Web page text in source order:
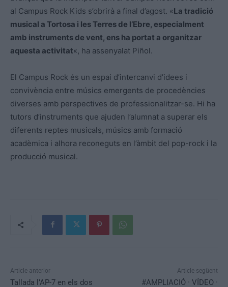
al Campus Rock Kids s’obrirà a final d’agost. «La tradició
musical a Tortosa i les Terres de l’Ebre, especialment
amb instruments de vent, ens ha portat a organitzar
aquesta activitat«, ha assenyalat Piñol.
El Campus Rock és un espai d’intercanvi d’idees i
convivència entre músics emergents de procedències
diverses amb perspectives de professionalitzar-se. Hi ha
tutors d’instruments que ajuden l’alumnat a superar els
diferents reptes musicals, músics amb formació
acadèmica i alhora reconeguts en l’àmbit del pop-rock i la
producció musical.
Article anterior
Tallada l’AP-7 en els dos
Article següent
#AMPLIACIÓ · VÍDEO ·